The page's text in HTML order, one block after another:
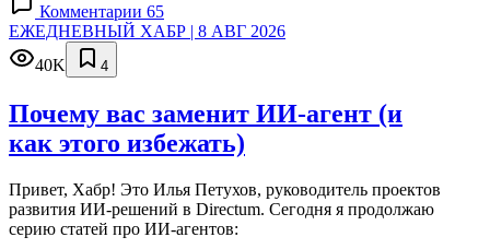
Комментарии 65
ЕЖЕДНЕВНЫЙ ХАБР | 8 АВГ 2026
40K
4
Почему вас заменит ИИ‑агент (и
как этого избежать)
Привет, Хабр! Это Илья Петухов, руководитель проектов
развития ИИ-решений в Directum. Сегодня я продолжаю
серию статей про ИИ-агентов: